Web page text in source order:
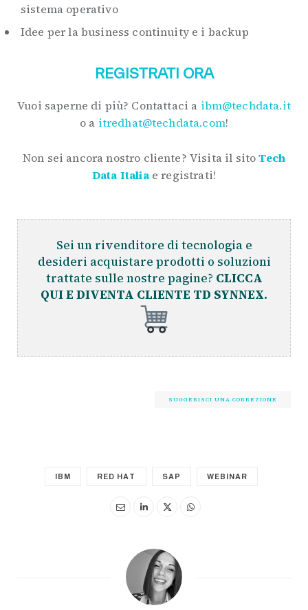
sistema operativo
Idee per la business continuity e i backup
REGISTRATI ORA
Vuoi saperne di più? Contattaci a ibm@techdata.it
o a itredhat@techdata.com!
Non sei ancora nostro cliente? Visita il sitoTech
Data Italiae registrati!
Sei un rivenditore di tecnologia e
desideri acquistare prodotti o soluzioni
trattate sulle nostre pagine? CLICCA
QUI E DIVENTA CLIENTE TD SYNNEX.
SUGGERISCI UNA CORREZIONE
IBM RED HAT SAP WEBINAR